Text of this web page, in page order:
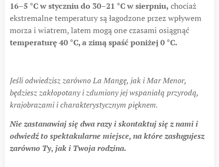
16–5 °C w styczniu do 30–21 °C w sierpniu, chociaż
ekstremalne temperatury są łagodzone przez wpływem
morza i wiatrem, latem mogą one czasami osiągnąć
temperaturę 40 °C, a zimą spaść poniżej 0 °C.
Jeśli odwiedzisz zarówno La Mangę, jak i Mar Menor,
będziesz zakłopotany i zdumiony jej wspaniałą przyrodą,
krajobrazami i charakterystycznym pięknem.
Nie zastanawiaj się dwa razy i skontaktuj się z nami i
odwiedź to spektakularne miejsce, na które zasługujesz
zarówno Ty, jak i Twoja rodzina.